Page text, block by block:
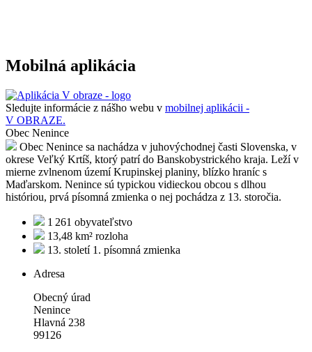
Mobilná aplikácia
Sledujte informácie z nášho webu v mobilnej aplikácii -
V OBRAZE.
Obec Nenince
Obec Nenince sa nachádza v juhovýchodnej časti Slovenska, v
okrese Veľký Krtíš, ktorý patrí do Banskobystrického kraja. Leží v
mierne zvlnenom území Krupinskej planiny, blízko hraníc s
Maďarskom. Nenince sú typickou vidieckou obcou s dlhou
históriou, prvá písomná zmienka o nej pochádza z 13. storočia.
1 261 obyvateľstvo
13,48 km² rozloha
13. století 1. písomná zmienka
Adresa
Obecný úrad
Nenince
Hlavná 238
99126